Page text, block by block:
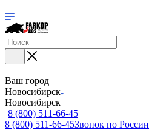
Ваш город
Новосибирск
Новосибирск
8 (800) 511-66-45
8 (800) 511-66-45Звонок по России